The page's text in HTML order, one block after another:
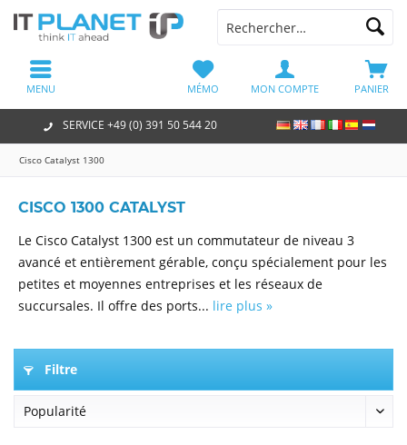
SERVICE +49 (0) 391 50 544 20
PANIER
MÉMO MON COMPTE
MENU
Cisco Catalyst 1300
CISCO 1300 CATALYST
Le Cisco Catalyst 1300 est un commutateur de niveau 3
avancé et entièrement gérable, conçu spécialement pour les
petites et moyennes entreprises et les réseaux de
succursales. Il offre des ports... lire plus »
Filtre